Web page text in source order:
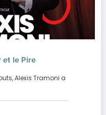
et le Pire
Alexis Tramoni a